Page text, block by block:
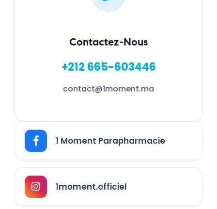
Contactez-Nous
+212 665-603446
contact@1moment.ma
1 Moment Parapharmacie
1moment.officiel